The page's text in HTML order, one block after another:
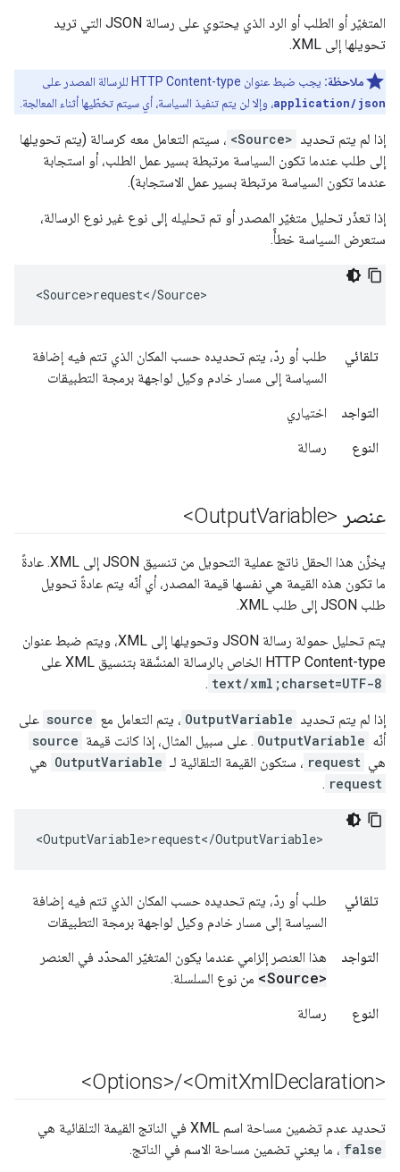
المتغيّر أو الطلب أو الرد الذي يحتوي على رسالة JSON التي تريد
تحويلها إلى XML.
ملاحظة: يجب ضبط عنوان HTTP Content-type للرسالة المصدر على
application/json، وإلا لن يتم تنفيذ السياسة، أي سيتم تخطّيها أثناء المعالجة.
إذا لم يتم تحديد <Source> ، سيتم التعامل معه كرسالة (يتم تحويلها
إلى طلب عندما تكون السياسة مرتبطة بسير عمل الطلب، أو استجابة
عندما تكون السياسة مرتبطة بسير عمل الاستجابة).
إذا تعذّر تحليل متغيّر المصدر أو تم تحليله إلى نوع غير نوع الرسالة،
ستعرض السياسة خطأً.
<Source>request</Source>
تلقائي
طلب أو ردّ، يتم تحديده حسب المكان الذي تتم فيه إضافة
السياسة إلى مسار خادم وكيل لواجهة برمجة التطبيقات
التواجد اختياري
النوع رسالة
عنصر <OutputVariable>
يخزِّن هذا الحقل ناتج عملية التحويل من تنسيق JSON إلى XML. عادةً
ما تكون هذه القيمة هي نفسها قيمة المصدر، أي أنّه يتم عادةً تحويل
طلب JSON إلى طلب XML.
يتم تحليل حمولة رسالة JSON وتحويلها إلى XML، ويتم ضبط عنوان
HTTP Content-type الخاص بالرسالة المنسَّقة بتنسيق XML على
text/xml;charset=UTF-8
.
إذا لم يتم تحديد OutputVariable ، يتم التعامل مع source على
أنّه OutputVariable . على سبيل المثال، إذا كانت قيمة source
هي request ، ستكون القيمة التلقائية لـ OutputVariable هي
request
.
<OutputVariable>request</OutputVariable>
تلقائي
طلب أو ردّ، يتم تحديده حسب المكان الذي تتم فيه إضافة
السياسة إلى مسار خادم وكيل لواجهة برمجة التطبيقات
التواجد هذا العنصر إلزامي عندما يكون المتغيّر المحدّد في العنصر
<Source> من نوع السلسلة.
النوع رسالة
<Options>
/<OmitXml Declaration>
تحديد عدم تضمين مساحة اسم XML في الناتج القيمة التلقائية هي
false ، ما يعني تضمين مساحة الاسم في الناتج.